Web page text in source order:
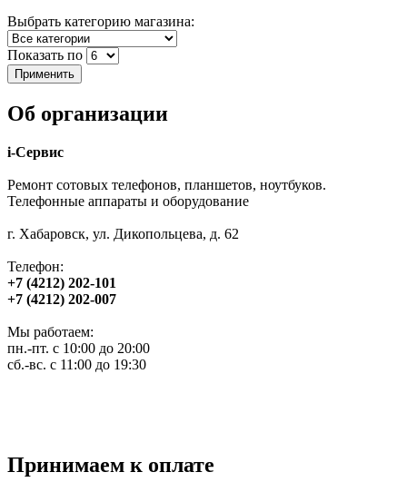
Выбрать категорию магазина:
Показать по
Об организации
i-Сервис
Ремонт сотовых телефонов, планшетов, ноутбуков.
Телефонные аппараты и оборудование
г. Хабаровск, ул. Дикопольцева, д. 62
Телефон:
+7 (4212) 202-101
+7 (4212) 202-007
Мы работаем:
пн.-пт. с 10:00 до 20:00
сб.-вс. с 11:00 до 19:30
Принимаем к оплате